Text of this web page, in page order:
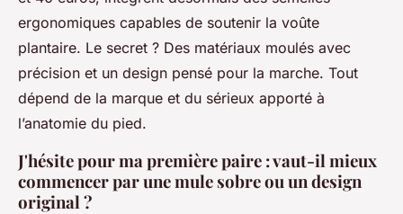
ergonomiques capables de soutenir la voûte
plantaire. Le secret ? Des matériaux moulés avec
précision et un design pensé pour la marche. Tout
dépend de la marque et du sérieux apporté à
l’anatomie du pied.
J'hésite pour ma première paire : vaut-il mieux
commencer par une mule sobre ou un design
original ?